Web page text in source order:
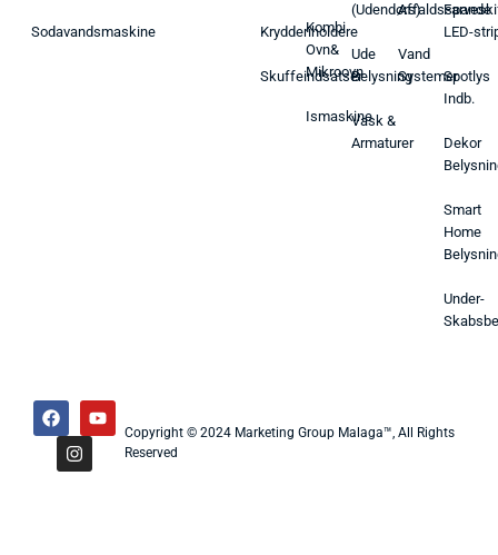
Sodavandsmaskine Krydderiholdere
Skuffeindsatser
Kombi
Ovn&
Mikroovn
Ismaskine
(Udendørs)
Ude
Belysning
Vask &
Armaturer
Affaldsspande
Vand
Systemer
LED-
Spotlys
Indb.
Dekor
Smart
Home
Under-
Copyright © 2024 Marketing Group Malaga™, All Rights
Reserved